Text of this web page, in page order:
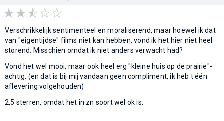
Verschrikkelijk sentimenteel en moraliserend, maar hoewel ik dat
van "eigentijdse" films niet kan hebben, vond ik het hier niet heel
storend. Misschien omdat ik niet anders verwacht had?
Vond het wel mooi, maar ook heel erg "kleine huis op de prairie"-
achtig. (en dat is bij mij vandaan geen compliment, ik heb t één
aflevering volgehouden)
2,5 sterren, omdat het in zn soort wel ok is.